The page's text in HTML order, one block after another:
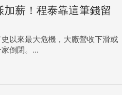
加薪！程泰靠這筆錢留
以來最大危機，大廠營收下滑或
倒閉。...